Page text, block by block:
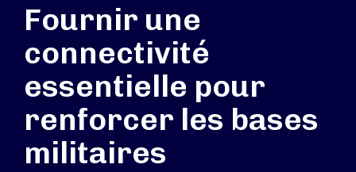
Fournir une
connectivité
essentielle pour
renforcer les bases
militaires